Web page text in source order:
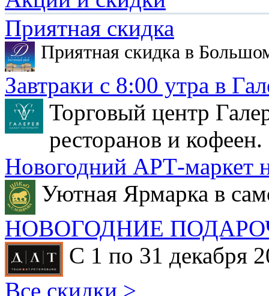
Приятная скидка
Приятная скидка в
Завтраки с 8:00 утра в
Торговый центр
ресторанов и кофеен.
Новогодний АРТ-маркет
Уютная Ярмарка в
НОВОГОДНИЕ
С 1 по 31 декабря
Все скидки >